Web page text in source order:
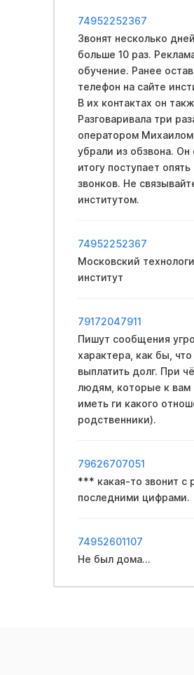
74952252367
Звонят несколько
больше 10 раз.
обучение. Ранее
телефон на сайте
В их контактах он
Разговаривала три
оператором
убрали из обзвона.
итогу поступает
звонков. Не
институтом.
74952252367
Московский
институт
79172047911
Пишут сообщения
характера, как бы,
выплатить долг. При
людям, которые к вам
иметь ги какого
родственники).
79626707051
*** какая-то звонит с
последними цифрами.
74952601107
Не был дома...